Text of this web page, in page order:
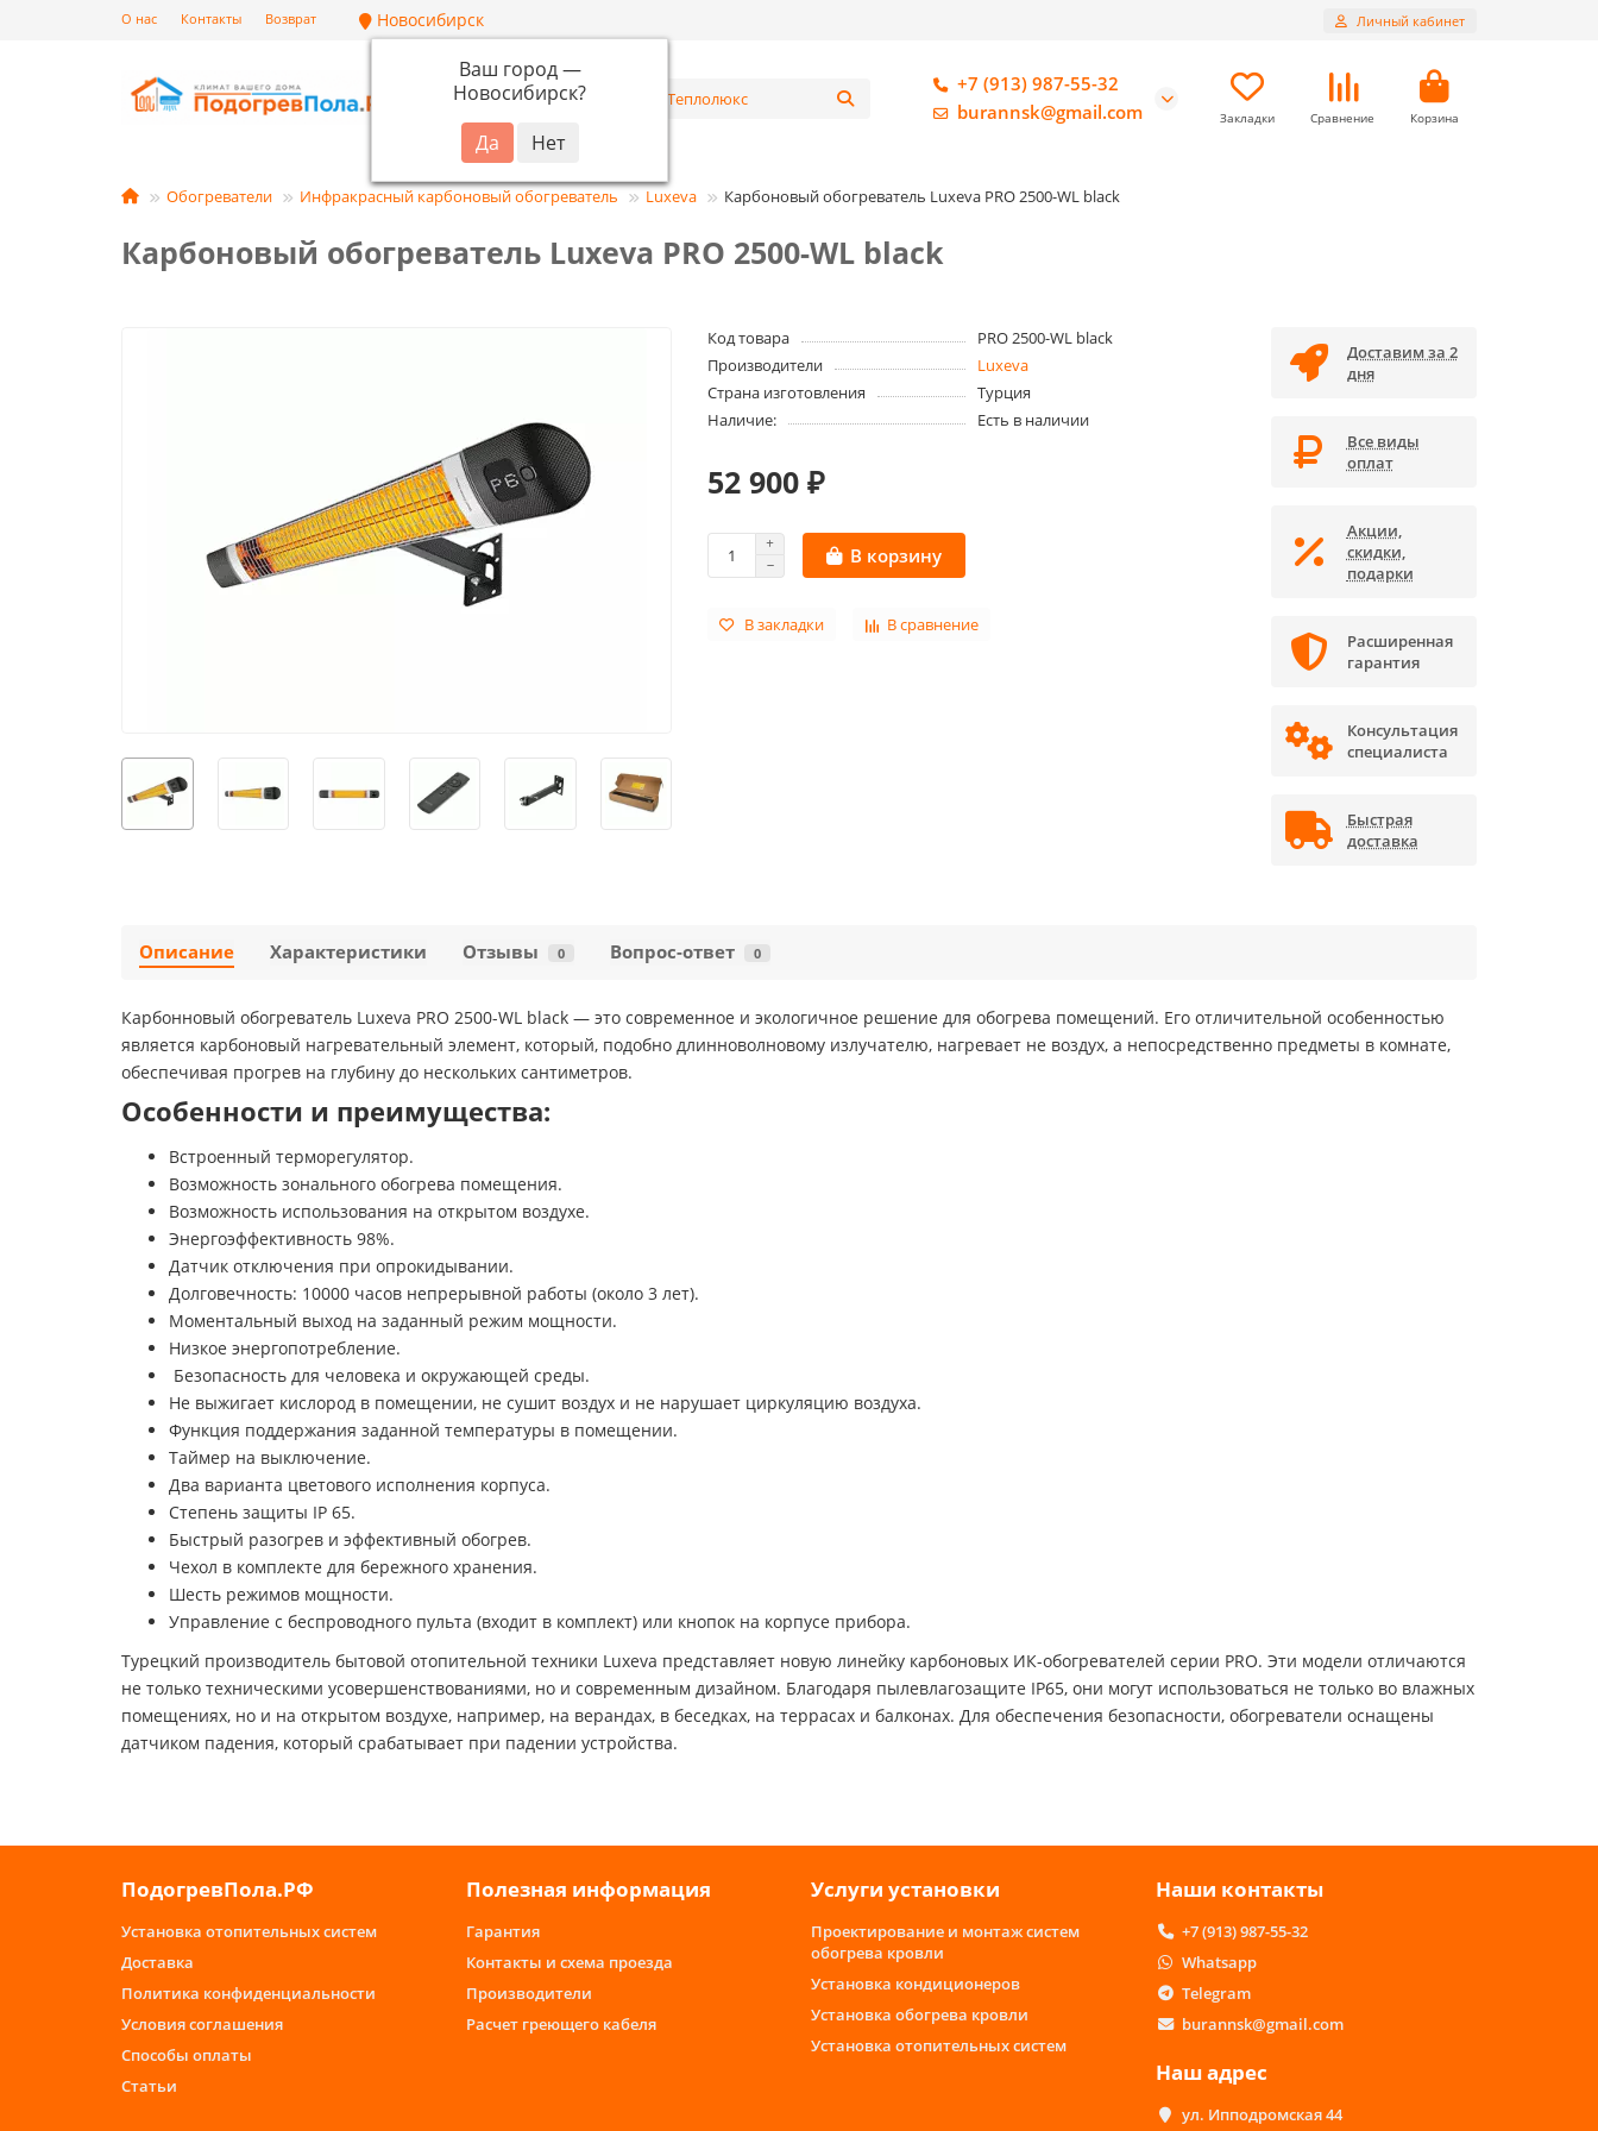
О нас Контакты Возврат Новосибирск
Ваш город —
Новосибирск?
Личный кабинет
Каталог
+7 (913) 987-55-32
burannsk@gmail.com
Закладки Сравнение Корзина
Обогреватели Инфракрасный карбоновый обогреватель Luxeva Карбоновый обогреватель Luxeva PRO 2500-WL black
Карбоновый обогреватель Luxeva PRO 2500-WL black
Код товара
PRO 2500-WL black
Производители
Luxeva
Страна изготовления
Турция
Наличие:
Есть в наличии
52 900 ₽
В корзину
В закладки В сравнение
Доставим за 2
дня
Все виды
оплат
Акции,
скидки,
подарки
Расширенная
гарантия
Консультация
специалиста
Быстрая
доставка
Описание Характеристики Отзывы 0 Вопрос-ответ 0
Карбонновый обогреватель Luxeva PRO 2500-WL black — это современное и экологичное решение для обогрева помещений. Его отличительной особенностью
является карбоновый нагревательный элемент, который, подобно длинноволновому излучателю, нагревает не воздух, а непосредственно предметы в комнате,
обеспечивая прогрев на глубину до нескольких сантиметров.
Особенности и преимущества:
Встроенный терморегулятор.
Возможность зонального обогрева помещения.
Возможность использования на открытом воздухе.
Энергоэффективность 98%.
Датчик отключения при опрокидывании.
Долговечность: 10000 часов непрерывной работы (около 3 лет).
Моментальный выход на заданный режим мощности.
Низкое энергопотребление.
Безопасность для человека и окружающей среды.
Не выжигает кислород в помещении, не сушит воздух и не нарушает циркуляцию воздуха.
Функция поддержания заданной температуры в помещении.
Таймер на выключение.
Два варианта цветового исполнения корпуса.
Степень защиты IP 65.
Быстрый разогрев и эффективный обогрев.
Чехол в комплекте для бережного хранения.
Шесть режимов мощности.
Управление с беспроводного пульта (входит в комплект) или кнопок на корпусе прибора.
Турецкий производитель бытовой отопительной техники Luxeva представляет новую линейку карбоновых ИК-обогревателей серии PRO. Эти модели отличаются
не только техническими усовершенствованиями, но и современным дизайном. Благодаря пылевлагозащите IP65, они могут использоваться не только во влажных
помещениях, но и на открытом воздухе, например, на верандах, в беседках, на террасах и балконах. Для обеспечения безопасности, обогреватели оснащены
датчиком падения, который срабатывает при падении устройства.
ПодогревПола.РФ
Установка отопительных систем
Доставка
Политика конфиденциальности
Условия соглашения
Способы оплаты
Статьи
Полезная информация
Гарантия
Контакты и схема проезда
Производители
Расчет греющего кабеля
Услуги установки
Проектирование и монтаж систем
обогрева кровли
Установка кондиционеров
Установка обогрева кровли
Установка отопительных систем
Наши контакты
+7 (913) 987-55-32
Whatsapp
Telegram
burannsk@gmail.com
Наш адрес
ул. Ипподромская 44